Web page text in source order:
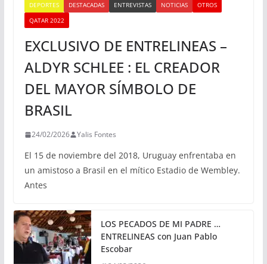
DEPORTES DESTACADAS ENTREVISTAS NOTICIAS
OTROS
QATAR 2022
EXCLUSIVO DE ENTRELINEAS –
ALDYR SCHLEE : EL CREADOR
DEL MAYOR SÍMBOLO DE
BRASIL
24/02/2026 Yalis Fontes
El 15 de noviembre del 2018, Uruguay enfrentaba en
un amistoso a Brasil en el mítico Estadio de Wembley.
Antes
LOS PECADOS DE MI PADRE …
ENTRELINEAS con Juan Pablo
Escobar